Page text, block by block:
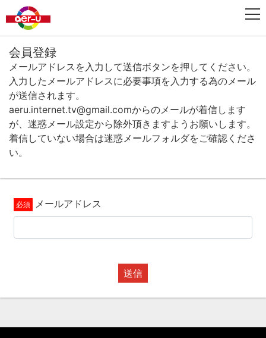
会員登録
メールアドレスを入力して送信ボタンを押してください。
入力したメールアドレスに必要事項を入力する為のメール
が送信されます。
aeru.internet.tv@gmail.comからのメールが着信します
が、迷惑メール設定から除外頂きますようお願いします。
着信していない場合は迷惑メールフォルダをご確認くださ
い。
メールアドレス
送信